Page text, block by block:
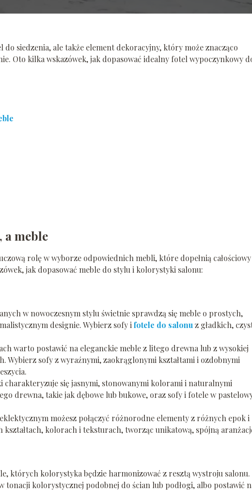
siedzenia, ale także element dekoracyjny, który może znacząco
Oto kilka wskazówek, jak dopasować idealny fotel wypoczynkowy
a meble
rolę w wyborze odpowiednich mebli, które dopełnią całościowy
jak dopasować meble do stylu i kolorystyki salonu:
w nowoczesnym stylu świetnie sprawdzą się meble o prostych,
designie. Wybierz sofy ifotele do salonuz gładkich,
warto postawić na eleganckie meble z litego drewna lub z wysokiej
Wybierz sofy z wyraźnymi, zaokrąglonymi kształtami i ozdobnymi
charakteryzuje się jasnymi, stonowanymi kolorami i naturalnymi
drewna, takie jak dębowe lub bukowe, oraz sofy i fotele w
możesz połączyć różnorodne elementy z różnych epok i
kolorach i teksturach, tworząc unikatową, spójną
których kolorystyka będzie harmonizować z resztą wystroju salonu.
tonacji kolorystycznej podobnej do ścian lub podłogi, albo postawić